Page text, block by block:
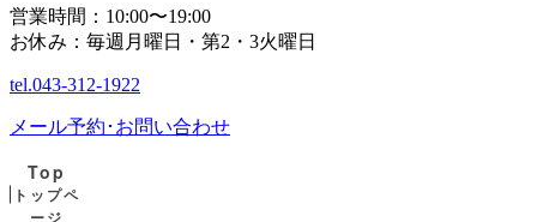
営業時間：10:00〜19:00
お休み：毎週月曜日・第2・3火曜日
tel.043-312-1922
メール予約･お問い合わせ
Top
トップペ
ージ